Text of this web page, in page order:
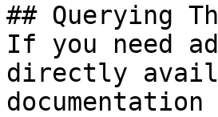
## Querying
If you need
directly